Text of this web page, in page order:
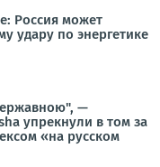
Россия может
удару по энергетике
—
упрекнули в том за
«на русском